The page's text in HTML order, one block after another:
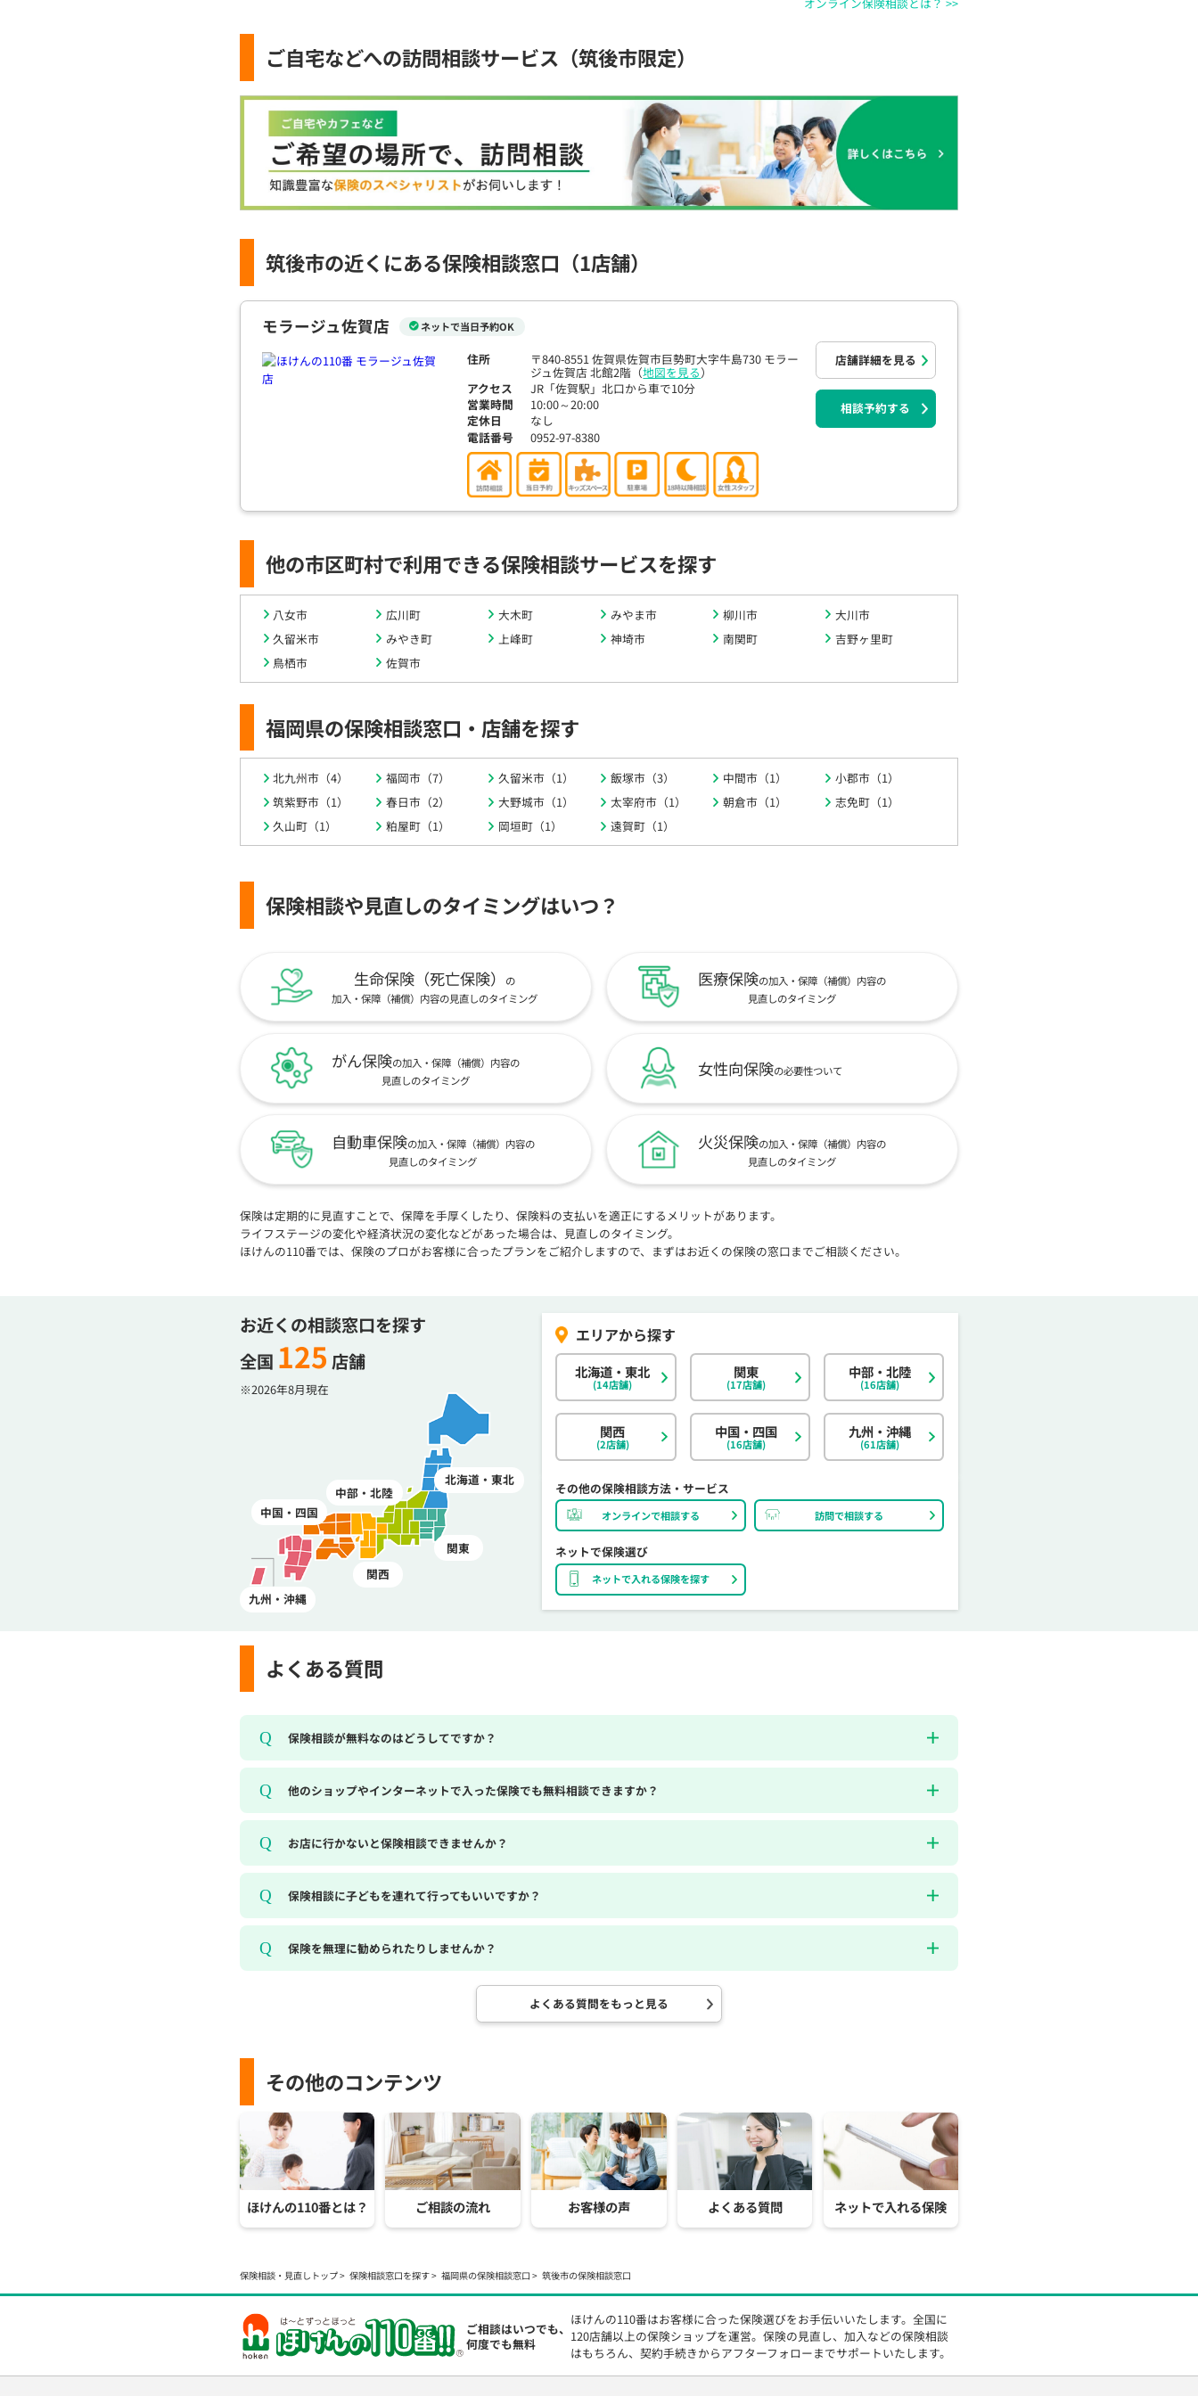
ご自宅などへの訪問相談サービス（筑後市限定）
筑後市の近くにある保険相談窓口 （1店舗）
モラージュ佐賀店 ネットで当日予約OK
住所 〒840-8551 佐賀県佐賀市巨勢町大字牛島730 モラー
ジュ佐賀店 北館2階（地図を見る）
アクセス
JR「佐賀駅」北口から車で10分
営業時間
10:00～20:00
定休日
なし
電話番号
0952-97-8380
店舗詳細を見る
相談予約する
他の市区町村で利用できる保険相談サービスを探す
八女市 広川町 大木町 みやま市 柳川市
大川市
久留米市
みやき町 上峰町 神埼市 南関町
吉野ヶ里町
鳥栖市
佐賀市
福岡県の保険相談窓口・店舗を探す
北九州市（4） 福岡市（7） 久留米市（1） 飯塚市（3） 中間市（1）
小郡市（1）
筑紫野市（1）
春日市（2） 大野城市（1） 太宰府市（1） 朝倉市（1）
志免町（1）
久山町（1）
粕屋町（1） 岡垣町（1） 遠賀町（1）
保険相談や見直しのタイミングはいつ？
生命保険（死亡保険）
の
加入・保障（補償）内容の見直しのタイミング
医療保険の加入・保障（補償）内容の
見直しのタイミング
がん保険の加入・保障（補償）内容の
見直しのタイミング
女性向保険の必要性ついて
自動車保険の加入・保障（補償）内容の
見直しのタイミング
火災保険の加入・保障（補償）内容の
見直しのタイミング
保険は定期的に見直すことで、保障を手厚くしたり、保険料の支払いを適正にするメリットがあります。
ライフステージの変化や経済状況の変化などがあった場合は、見直しのタイミング。
ほけんの110番では、保険のプロがお客様に合ったプランをご紹介しますので、まずはお近くの保険の窓口までご相談ください。
その他の保険相談方法・サービス
オンラインで相談する 訪問で相談する
ネットで保険選び
ネットで入れる保険を探す
お近くの相談窓口を探す
全国 125 店舗
北海道・東北
関東
中部・北陸
関西
中国・四国
九州・沖縄
北海道・東北
(14店舗)
関東
(17店舗)
中部・北陸
(16店舗)
関西
(2店舗)
中国・四国
(16店舗)
九州・沖縄
(61店舗)
※2026年8月現在
よくある質問
保険相談が無料なのはどうしてですか？
他のショップやインターネットで入った保険でも無料相談できますか？
お店に行かないと保険相談できませんか？
保険相談に子どもを連れて行ってもいいですか？
保険を無理に勧められたりしませんか？
よくある質問をもっと見る
その他のコンテンツ
ほけんの110番とは？ ご相談の流れ お客様の声 よくある質問 ネットで入れる保険
保険相談・見直しトップ 保険相談窓口を探す 福岡県の保険相談窓口 筑後市の保険相談窓口
ご相談はいつでも、
何度でも無料
ほけんの110番はお客様に合った保険選びをお手伝いいたします。全国に
120店舗以上の保険ショップを運営。保険の見直し、加入などの保険相談
はもちろん、契約手続きからアフターフォローまでサポートいたします。